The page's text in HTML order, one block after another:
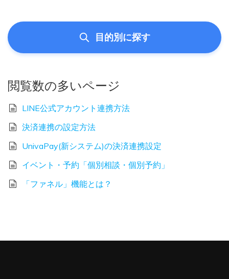
目的別に探す
閲覧数の多いページ
LINE公式アカウント連携方法
決済連携の設定方法
UnivaPay(新システム)の決済連携設定
イベント・予約「個別相談・個別予約」
「ファネル」機能とは？